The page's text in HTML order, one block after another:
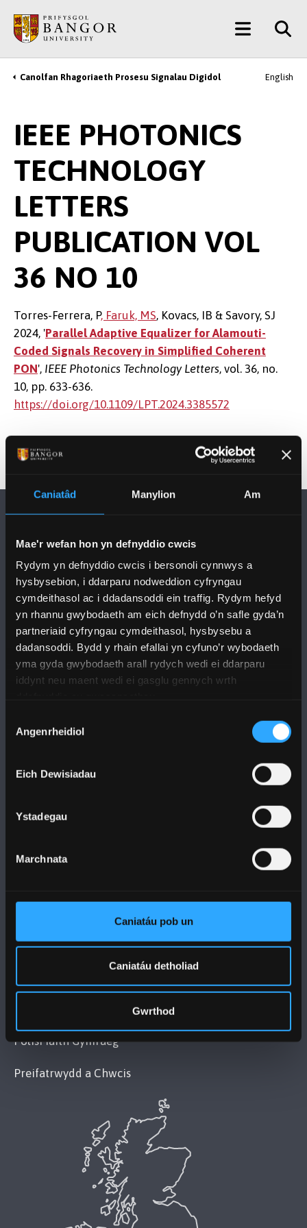
Caniatâd Manylion Am
Mae'r wefan hon yn defnyddio cwcis
Rydym yn defnyddio cwcis i bersonoli cynnwys a
hysbysebion, i ddarparu nodweddion cyfryngau
cymdeithasol ac i ddadansoddi ein traffig. Rydym hefyd
yn rhannu gwybodaeth am eich defnydd o’n safle gyda’n
partneriaid cyfryngau cymdeithasol, hysbysebu a
dadansoddi. Bydd y rhain efallai yn cyfuno’r wybodaeth
yma gyda gwybodaeth arall rydych wedi ei ddarparu
iddynt neu maent wedi ei gasglu gennych wrth
Caniatâd
Angenrheidiol
Eich Dewisiadau
Ystadegau
Marchnata
Caniatáu pob un
Caniatáu detholiad
Gwrthod
Prif
Gynnwys
Main
Menu
Breadcrumb
Canolfan Rhagoriaeth Prosesu Signalau Digidol English
IEEE PHOTONICS
TECHNOLOGY
LETTERS
PUBLICATION VOL
36 NO 10
Torres-Ferrera, P, Faruk, MS, Kovacs, IB & Savory, SJ
2024, 'Parallel Adaptive Equalizer for Alamouti-
Coded Signals Recovery in Simplified Coherent
PON', IEEE Photonics Technology Letters, vol. 36, no.
10, pp. 633-636.
https://doi.org/10.1109/LPT.2024.3385572
DILYNWCH NI
Bangor, Gwynedd, LL57 2DG, UK
Cysylltwch â Ni
YMWELD Â’R BRIFYSGOL
MAPIAU A CHYFARWYDDIADAU TEITHIO
Cydymffurfiaeth Gyfreithiol
(Datganiad Hygyrchedd Prifysgol Bangor)
Polisi Iaith Gymraeg
Preifatrwydd a Chwcis